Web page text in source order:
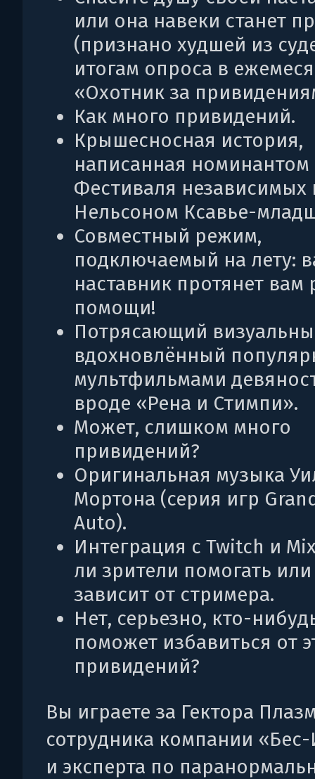
или она навеки станет
(признано худшей из
итогам опроса в
«Охотник за
Как много привидений.
Крышесносная история,
написанная номинантом
Фестиваля независимых
Нельсоном Ксавье-
Совместный режим,
подключаемый на лету:
наставник протянет вам
помощи!
Потрясающий
вдохновлённый
мультфильмами
вроде «Рена и Стимпи».
Может, слишком много
привидений?
Оригинальная музыка
Мортона (серия игр
Auto).
Интеграция с Twitch и
ли зрители помогать
зависит от стримера.
Нет, серьезно, кто-
поможет избавиться от
привидений?
Вы играете за Гектора
сотрудника компании
и эксперта по